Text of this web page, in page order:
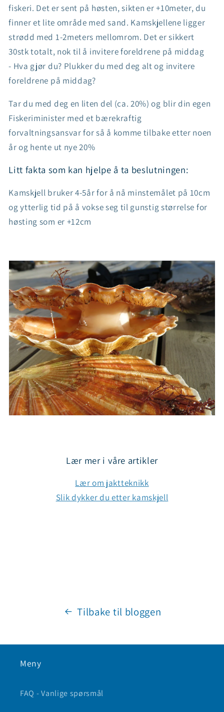
fiskeri. Det er sent på høsten, sikten er +10meter, du
finner et lite område med sand. Kamskjellene ligger
strødd med 1-2meters mellomrom. Det er sikkert
30stk totalt, nok til å invitere foreldrene på middag
- Hva gjør du? Plukker du med deg alt og invitere
foreldrene på middag?
Tar du med deg en liten del (ca. 20%) og blir din egen
Fiskeriminister med et bærekraftig
forvaltningsansvar for så å komme tilbake etter noen
år og hente ut nye 20%
Litt fakta som kan hjelpe å ta beslutningen:
Kamskjell bruker 4-5år for å nå minstemålet på 10cm
og ytterlig tid på å vokse seg til gunstig størrelse for
høsting som er +12cm
Lær mer i våre artikler
Lær om jaktteknikk
Slik dykker du etter kamskjell
Tilbake til bloggen
Meny
FAQ - Vanlige spørsmål